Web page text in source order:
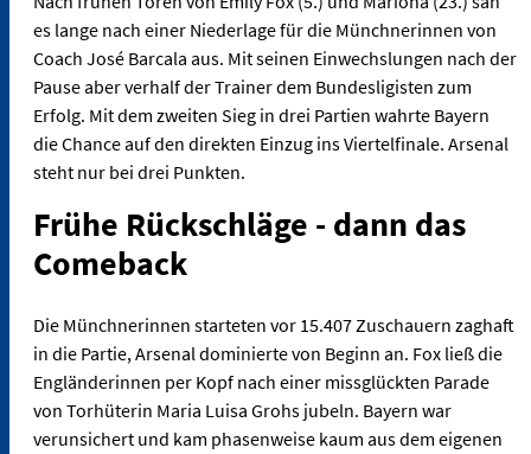
es lange nach einer Niederlage für die Münchnerinnen von
Coach José Barcala aus. Mit seinen Einwechslungen nach der
Pause aber verhalf der Trainer dem Bundesligisten zum
Erfolg. Mit dem zweiten Sieg in drei Partien wahrte Bayern
die Chance auf den direkten Einzug ins Viertelfinale. Arsenal
steht nur bei drei Punkten.
Frühe Rückschläge - dann das
Comeback
Die Münchnerinnen starteten vor 15.407 Zuschauern zaghaft
in die Partie, Arsenal dominierte von Beginn an. Fox ließ die
Engländerinnen per Kopf nach einer missglückten Parade
von Torhüterin Maria Luisa Grohs jubeln. Bayern war
verunsichert und kam phasenweise kaum aus dem eigenen